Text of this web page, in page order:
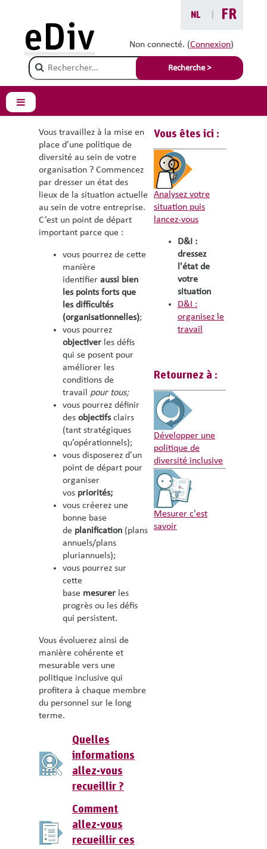
NL
FR
Non connecté. (Connexion)
Champ de recherche
Recherche >
eDiv
Panneau latéral
Diversité et inclusion :
dressez l’état de votre
situation
Vous travaillez à la mise en
place d’une politique de
diversité au sein de votre
organisation ? Commencez
par dresser un état des
lieux de la situation actuelle
au sein de votre entreprise.
C’est un point de départ
important parce que :
vous pourrez de cette
manière
identifier aussi bien
les points forts que
les difficultés
(organisationnelles);
vous pourrez
objectiver les défis
qui se posent pour
améliorer les
conditions de
travail pour tous;
vous pourrez définir
des objectifsclairs
(tant stratégiques
qu’opérationnels);
vous disposerez d'un
point de départ pour
organiser
vos priorités;
vous créerez une
bonne base
de planification (plans
annuels/plans
pluriannuels);
vous pourrez sur
cette
base mesurer les
progrès ou les défis
qui persistent.
Vous évoluerez ainsi de
manière cohérente et
mesurable vers une
politique inclusive qui
profitera à chaque membre
du personnel sur le long
terme.
Quelles
informations
allez-vous
recueillir ?
Comment
allez-vous
recueillir ces
Vous êtes ici :
Analysez votre
situation puis
lancez-vous
D&I :
dressez
l'état de
votre
situation
D&I :
organisez le
travail
Retournez à :
Développer une
politique de
diversité inclusive
Mesurer c'est
savoir